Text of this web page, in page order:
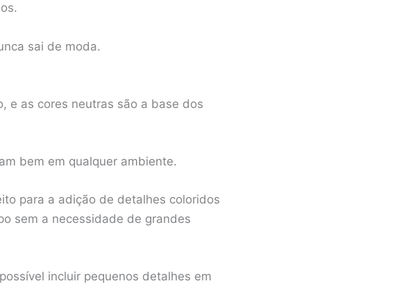
sai de moda.
e as cores neutras são a base dos
bem em qualquer ambiente.
para a adição de detalhes coloridos
sem a necessidade de grandes
incluir pequenos detalhes em